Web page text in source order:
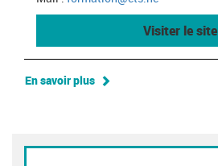
Visiter le site
En savoir plus